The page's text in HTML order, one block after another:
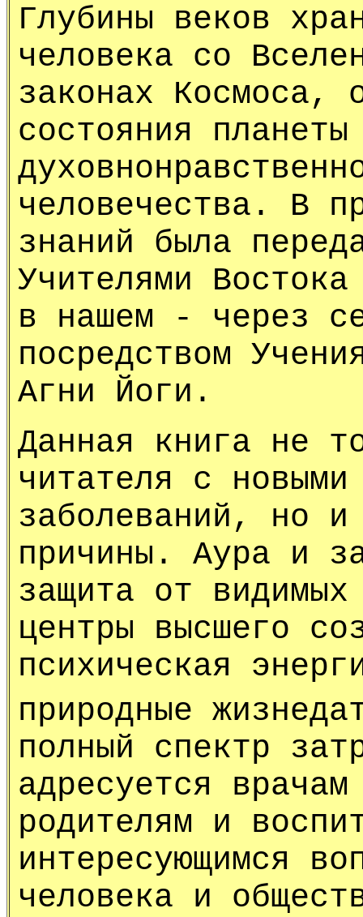
Глубины веков
человека со
законах Космоса,
состояния
человечества. В
знаний была
Учителями
в нашем - через
посредством
Агни Йоги.
Данная книга не
читателя с
заболеваний, но
причины. Аура и
защита от
центры высшего
психическая
природные
полный спектр
адресуется
родителям и
интересующимся
человека и